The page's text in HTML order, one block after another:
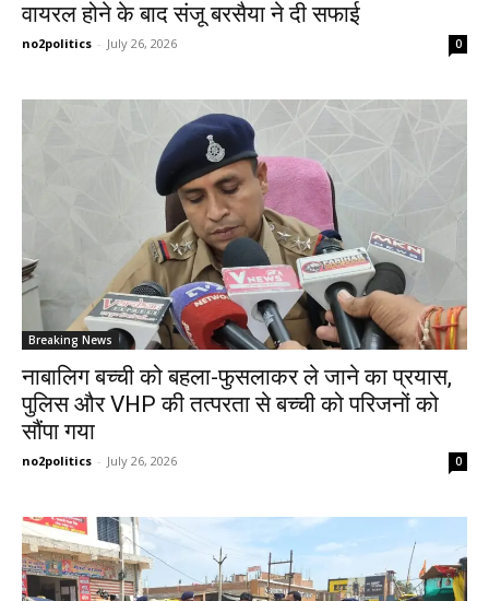
वायरल होने के बाद संजू बरसैया ने दी सफाई
no2politics - July 26, 2026 0
Breaking News
नाबालिग बच्ची को बहला-फुसलाकर ले जाने का प्रयास,
पुलिस और VHP की तत्परता से बच्ची को परिजनों को
सौंपा गया
no2politics - July 26, 2026 0